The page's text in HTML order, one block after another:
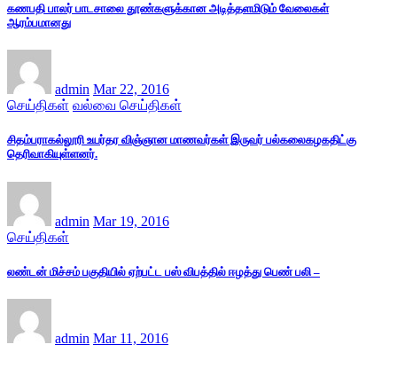
கணபதி பாலர் பாடசாலை தூண்களுக்கான அடித்தளமிடும் வேலைகள்
ஆரம்பமானது
admin Mar 22, 2016
செய்திகள் வல்வை செய்திகள்
சிதம்பராகல்லூரி உயர்தர விஞ்ஞான மாணவர்கள் இருவர் பல்கலைகழகதிட்கு
தெரிவாகியுள்ளனர்.
admin Mar 19, 2016
செய்திகள்
லண்டன் மிச்சம் பகுதியில் ஏற்பட்ட பஸ் விபத்தில் ஈழத்து பெண் பலி –
admin Mar 11, 2016